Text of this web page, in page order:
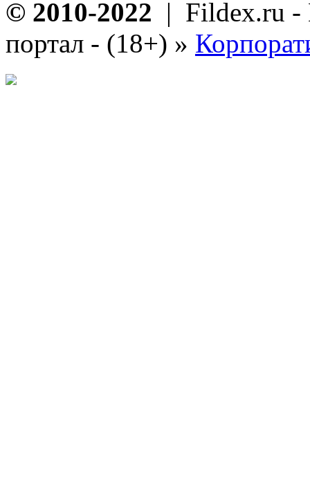
© 2010-2022 | Fildex.ru -
портал - (18+) »